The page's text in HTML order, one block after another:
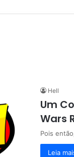
Hell
Um
Wars
Pois
Leia